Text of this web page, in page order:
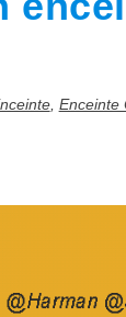
, Enceinte